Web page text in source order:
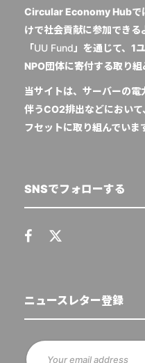
Circular Economy Hubで
けで社会貢献に参加でき
「UU Fund 」を通じて、1
NPO団体に寄付する取り組
当サイトは、サーバーの
伴うCO2排出などにおい
フセットに取り組んでいま
SNSでフォローする
ニュースレター登録